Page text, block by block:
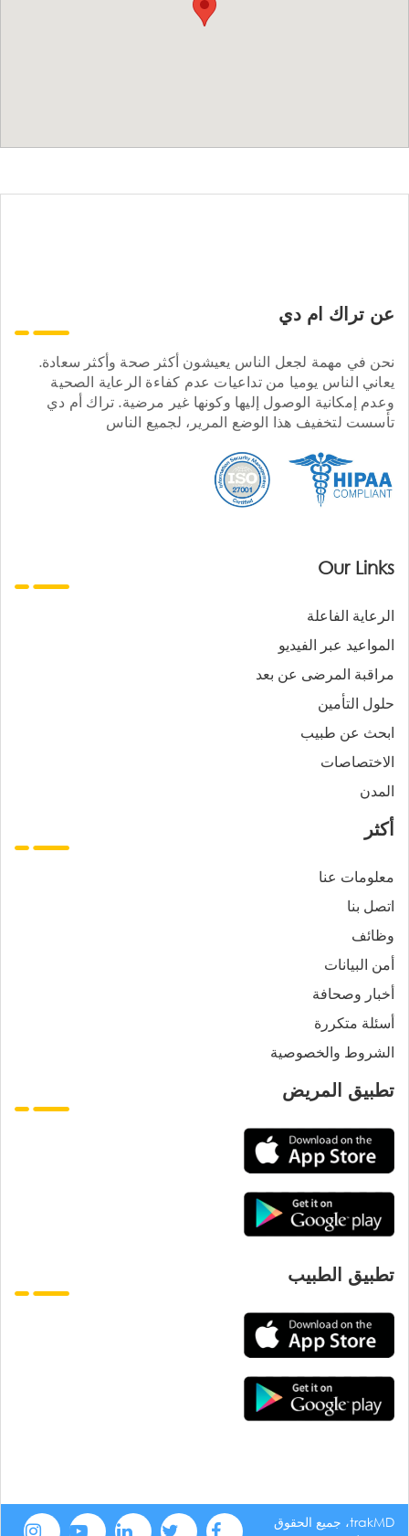
عن تراك ام دي
نحن في مهمة لجعل الناس يعيشون أكثر صحة وأكثر سعادة.
يعاني الناس يوميا من تداعيات عدم كفاءة الرعاية الصحية
وعدم إمكانية الوصول إليها وكونها غير مرضية. تراك أم دي
تأسست لتخفيف هذا الوضع المرير، لجميع الناس
Our Links
الرعاية الفاعلة
المواعيد عبر الفيديو
مراقبة المرضى عن بعد
حلول التأمين
ابحث عن طبيب
الاختصاصات
المدن
أكثر
معلومات عنا
اتصل بنا
وظائف
أمن البيانات
أخبار وصحافة
أسئلة متكررة
الشروط والخصوصية
تطبيق المريض
تطبيق الطبيب
trakMD، جميع الحقوق